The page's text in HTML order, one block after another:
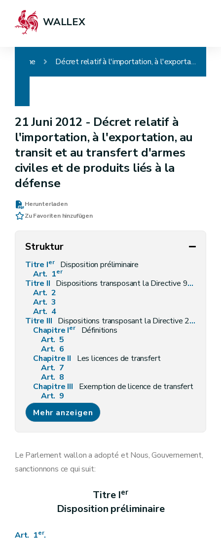
WALLEX
Home Décret relatif à l'importation, à l'exportation, au transit et au transfert d'armes civiles et de produits liés à la défense
21 Juni 2012 - Décret relatif à
l'importation, à l'exportation, au
transit et au transfert d'armes
civiles et de produits liés à la
défense
Herunterladen
Zu Favoriten hinzufügen
Struktur
Titre Ier
Disposition préliminaire
Art. 1er
Titre II Dispositions transposant la Directive 91/477/CEE du Conseil européen du 18 juin 1991 relative au contrôle de l'acquisition et de la détention d'armes, telle que modifiée par la Directive 2008/51/CE du Parlement européen et du Conseil du 21 mai 2008 modifiant la Directive 91/477/CEE du Conseil relative au contrôle de l'acquisition et de la détention d'armes
Art. 2
Art. 3
Art. 4
Titre III Dispositions transposant la Directive 2009/43/CE du Parlement européen
Chapitre Ier
Définitions
Art. 5
Art. 6
Chapitre II
Les licences de transfert
Art. 7
Art. 8
Chapitre III
Exemption de licence de transfert
Art. 9
Chapitre IV Certification des entreprises destinataires de produits liés à la défense
Art. 10
Art. 11
Titre IV Autres dispositions
Chapitre I er
Les licences
Les licences d'importation depuis l'hors-UE et les certificats internationaux d'importation
Art. 15
Chapitre II
Mehr anzeigen
Le Parlement wallon a adopté et Nous, Gouvernement,
sanctionnons ce qui suit:
Titre Ier
Disposition préliminaire
Art. 1er.